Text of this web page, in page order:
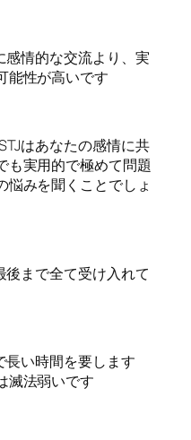
感情的な交流より、実
能性が高いです
はあなたの感情に共
も実用的で極めて問題
悩みを聞くことでしょ
後まで全て受け入れて
長い時間を要します
滅法弱いです